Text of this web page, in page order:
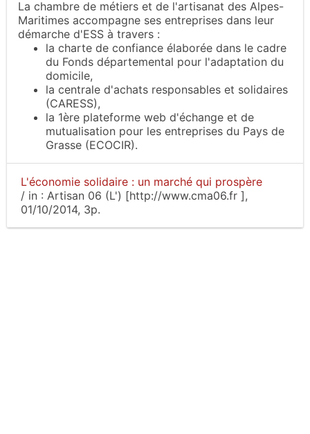
La chambre de métiers et de l'artisanat des Alpes-
Maritimes accompagne ses entreprises dans leur
démarche d'ESS à travers :
la charte de confiance élaborée dans le cadre
du Fonds départemental pour l'adaptation du
domicile,
la centrale d'achats responsables et solidaires
(CARESS),
la 1ère plateforme web d'échange et de
mutualisation pour les entreprises du Pays de
Grasse (ECOCIR).
L'économie solidaire : un marché qui prospère
/ in : Artisan 06 (L') [http://www.cma06.fr ],
01/10/2014, 3p.